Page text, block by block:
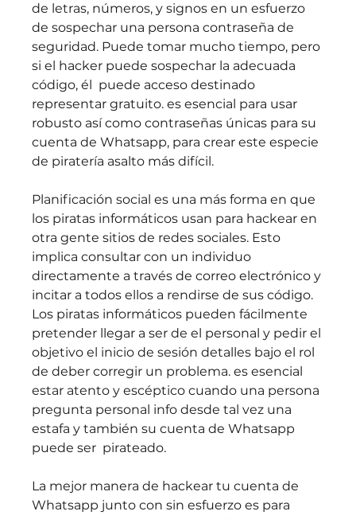
de letras, números, y signos en un esfuerzo
de sospechar una persona contraseña de
seguridad. Puede tomar mucho tiempo, pero
si el hacker puede sospechar la adecuada
código, él  puede acceso destinado
representar gratuito. es esencial para usar
robusto así como contraseñas únicas para su
cuenta de Whatsapp, para crear este especie
de piratería asalto más difícil.
Planificación social es una más forma en que
los piratas informáticos usan para hackear en
otra gente sitios de redes sociales. Esto
implica consultar con un individuo
directamente a través de correo electrónico y
incitar a todos ellos a rendirse de sus código.
Los piratas informáticos pueden fácilmente
pretender llegar a ser de el personal y pedir el
objetivo el inicio de sesión detalles bajo el rol
de deber corregir un problema. es esencial
estar atento y escéptico cuando una persona
pregunta personal info desde tal vez una
estafa y también su cuenta de Whatsapp
puede ser  pirateado.
La mejor manera de hackear tu cuenta de
Whatsapp junto con sin esfuerzo es para